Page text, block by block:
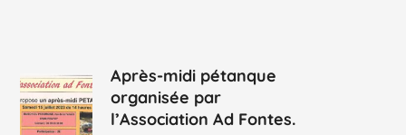
Après-midi pétanque
organisée par
l’Association Ad Fontes.